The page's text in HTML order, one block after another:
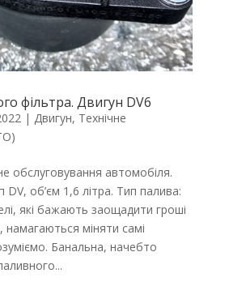
фільтра. Двигун DV6
| Двигун, Технічне
обслуговування автомобіля.
DV, об’єм 1,6 літра. Тип палива:
які бажають заощадити гроші
міняти самі
Банальна, начебто